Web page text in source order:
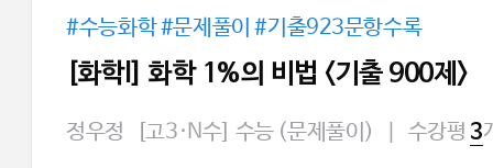
#수능화학 #문제풀이 #기출923문항수록
[화학l] 화학 1%의 비법 <기출 900제>
정우정 [고3·N수] 수능 (문제풀이) 수강평 3